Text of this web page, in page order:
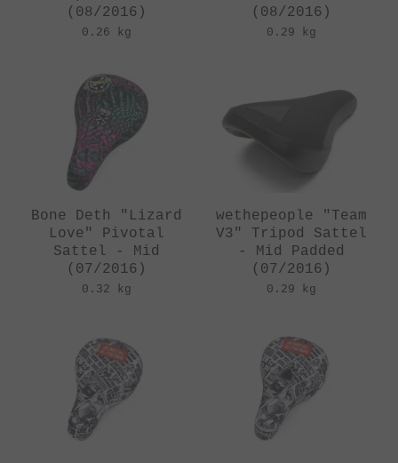
(08/2016)
0.26 kg
(08/2016)
0.29 kg
Bone Deth "Lizard
Love" Pivotal
Sattel - Mid
(07/2016)
0.32 kg
wethepeople "Team
V3" Tripod Sattel
- Mid Padded
(07/2016)
0.29 kg